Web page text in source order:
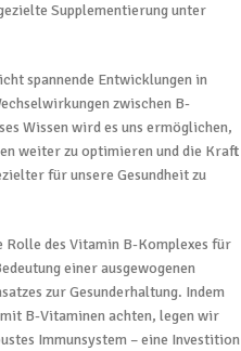
Supplementierung unter
spannende Entwicklungen in
zwischen B-
Wissen wird es uns ermöglichen,
weiter zu optimieren und die Kraft
für unsere Gesundheit zu
des Vitamin B-Komplexes für
einer ausgewogenen
zur Gesunderhaltung. Indem
B-Vitaminen achten, legen wir
Immunsystem – eine Investition